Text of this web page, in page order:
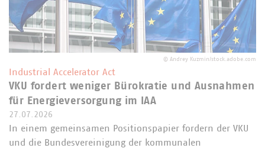
© Andrey Kuzmin/stock.adobe.com
Industrial Accelerator Act
VKU fordert weniger Bürokratie und Ausnahmen
für Energieversorgung im IAA
27.07.2026
In einem gemeinsamen Positionspapier fordern der VKU
und die Bundesvereinigung der kommunalen